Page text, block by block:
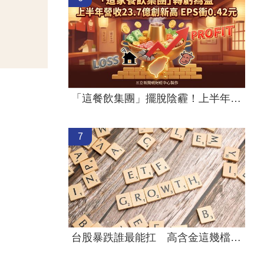
「這餐飲集團」擺脫陰霾！上半年營收創高
7
台股暴跌誰最能扛 高含金這幾檔繳正報酬